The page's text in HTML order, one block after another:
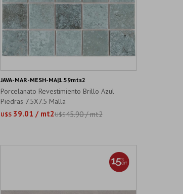
Porcelanato Revestimiento Brillo Azul
Piedras 7.5X7.5 Malla
U$S 39.01 / mt2U$S45.90 / mt2
JAVA-MAR-MESH-MA|1.59mts2